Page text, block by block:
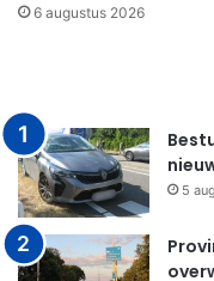
6 augustus 2026
5